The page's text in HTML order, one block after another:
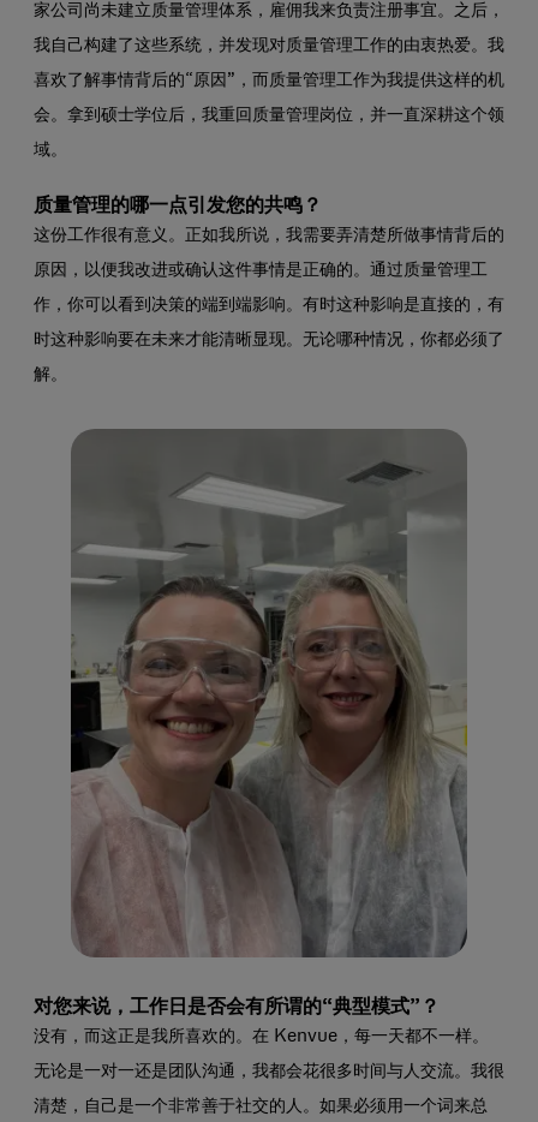
家公司尚未建立质量管理体系，雇佣我来负责注册事宜。之后，
我自己构建了这些系统，并发现对质量管理工作的由衷热爱。我
喜欢了解事情背后的“原因” ，而质量管理工作为我提供这样的机
会。拿到硕士学位后，我重回质量管理岗位，并一直深耕这个领
域。
质量管理的哪一点引发您的共鸣？
这份工作很有意义。正如我所说，我需要弄清楚所做事情背后的
原因，以便我改进或确认这件事情是正确的。通过质量管理工
作，你可以看到决策的端到端影响。有时这种影响是直接的，有
时这种影响要在未来才能清晰显现。无论哪种情况，你都必须了
解。
对您来说，工作日是否会有所谓的“典型模式”？
没有，而这正是我所喜欢的。在 Kenvue，每一天都不一样。
无论是一对一还是团队沟通，我都会花很多时间与人交流。我很
清楚，自己是一个非常善于社交的人。如果必须用一个词来总